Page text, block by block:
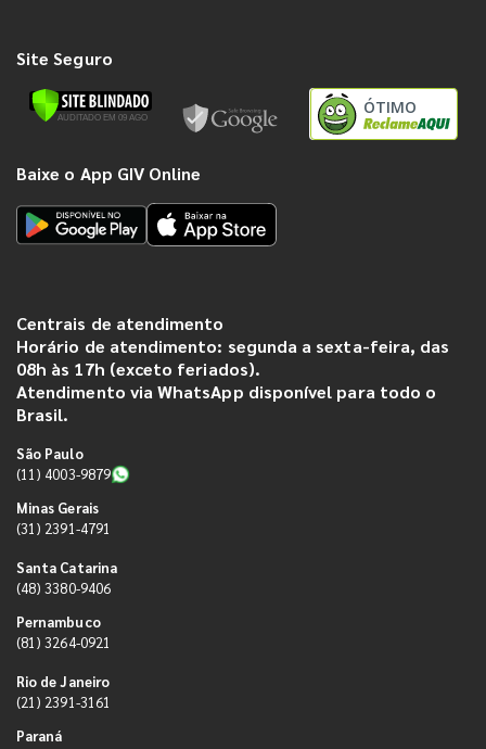
Site Seguro
ÓTIMO
Baixe o App GIV Online
Centrais de atendimento
Horário de atendimento: segunda a sexta-feira, das
08h às 17h (exceto feriados).
Atendimento via WhatsApp disponível para todo o
Brasil.
São Paulo
(11) 4003-9879
Minas Gerais
(31) 2391-4791
Santa Catarina
(48) 3380-9406
Pernambuco
(81) 3264-0921
Rio de Janeiro
(21) 2391-3161
Paraná